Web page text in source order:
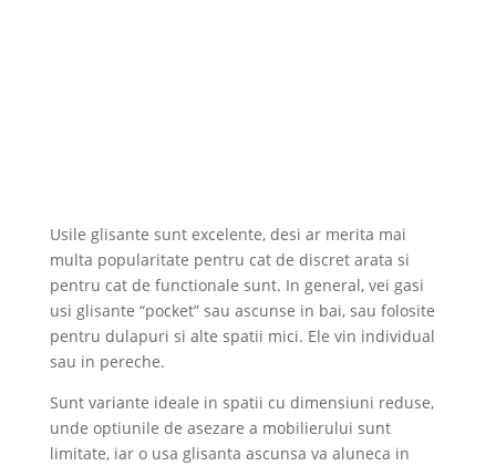
Usile glisante sunt excelente, desi ar merita mai
multa popularitate pentru cat de discret arata si
pentru cat de functionale sunt. In general, vei gasi
usi glisante “pocket” sau ascunse in bai, sau folosite
pentru dulapuri si alte spatii mici. Ele vin individual
sau in pereche.
Sunt variante ideale in spatii cu dimensiuni reduse,
unde optiunile de asezare a mobilierului sunt
limitate, iar o usa glisanta ascunsa va aluneca in